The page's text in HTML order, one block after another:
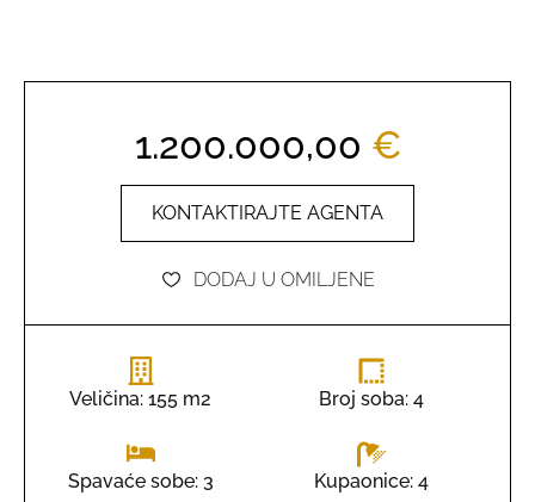
1.200.000,00 €
KONTAKTIRAJTE AGENTA
DODAJ U OMILJENE
Veličina: 155 m2 Broj soba: 4
Spavaće sobe: 3 Kupaonice: 4